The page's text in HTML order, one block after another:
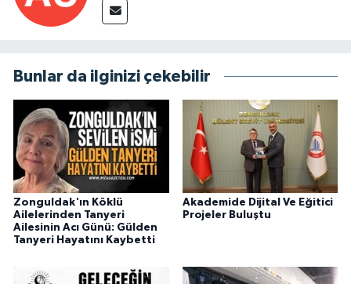
Bunlar da ilginizi çekebilir
Zonguldak'ın Köklü
Ailelerinden Tanyeri
Ailesinin Acı Günü: Gülden
Tanyeri Hayatını Kaybetti
Akademide Dijital Ve Eğitici
Projeler Buluştu